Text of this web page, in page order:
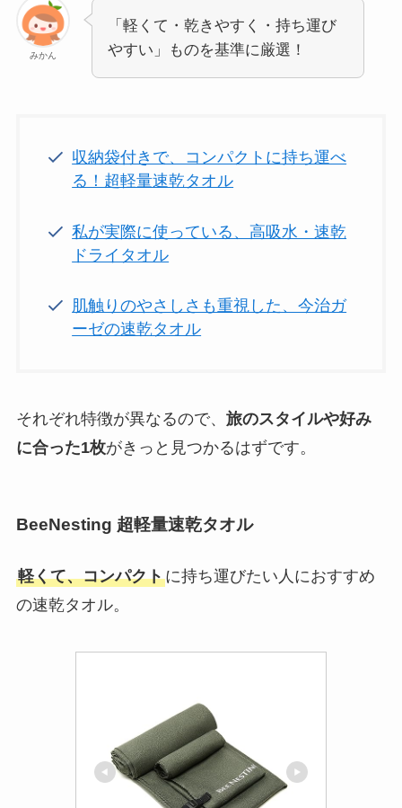
みかん
「軽くて・乾きやすく・持ち運び
やすい」ものを基準に厳選！
収納袋付きで、コンパクトに持ち運べ
る！超軽量速乾タオル
私が実際に使っている、高吸水・速乾
ドライタオル
肌触りのやさしさも重視した、今治ガ
ーゼの速乾タオル
それぞれ特徴が異なるので、 旅のスタイルや好み
に合った1枚がきっと見つかるはずです。
BeeNesting 超軽量速乾タオル
軽くて、コンパクトに持ち運びたい人におすすめ
の速乾タオル。